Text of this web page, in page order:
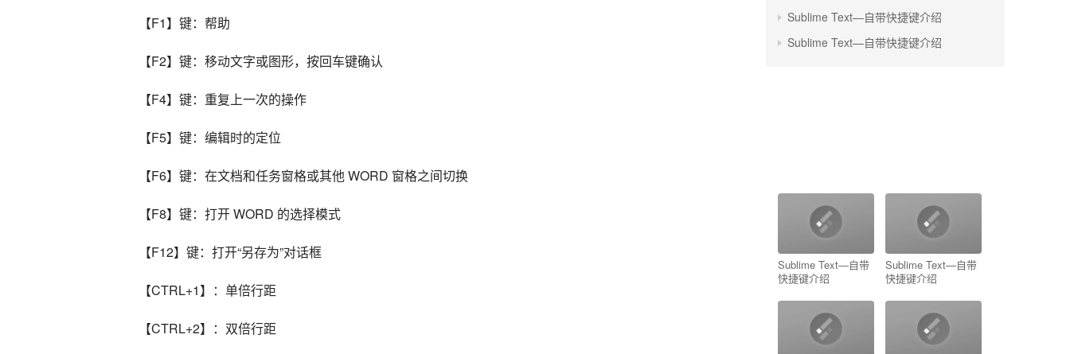
【F1】键：帮助
【F2】键：移动文字或图形，按回车键确认
【F4】键：重复上一次的操作
【F5】键：编辑时的定位
【F6】键：在文档和任务窗格或其他 WORD 窗格之间切换
【F8】键：打开 WORD 的选择模式
【F12】键：打开“另存为”对话框
【CTRL+1】：单倍行距
【CTRL+2】：双倍行距
Sublime Text—自带快捷键介绍
Sublime Text—自带快捷键介绍
Sublime Text—自带
快捷键介绍
Sublime Text—自带
快捷键介绍